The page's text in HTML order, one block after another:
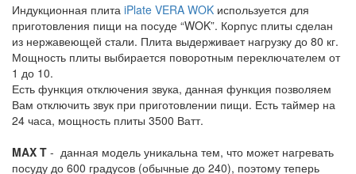
Индукционная плита iPlate VERA WOK используется для
приготовления пищи на посуде “WOK”. Корпус плиты сделан
из нержавеющей стали. Плита выдерживает нагрузку до 80 кг.
Мощность плиты выбирается поворотным переключателем от
1 до 10.
Есть функция отключения звука, данная функция позволяем
Вам отключить звук при приготовлении пищи. Есть таймер на
24 часа, мощность плиты 3500 Ватт.
MAX T - данная модель уникальна тем, что может нагревать
посуду до 600 градусов (обычные до 240), поэтому теперь